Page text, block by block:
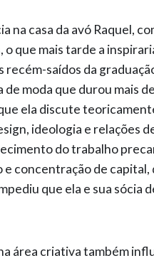
na casa da avó Raquel,
que mais tarde a
recém-saídos da
moda que durou mais
ela discute
ideologia e relações
do trabalho
concentração de capital,
que ela e sua sócia
área criativa também